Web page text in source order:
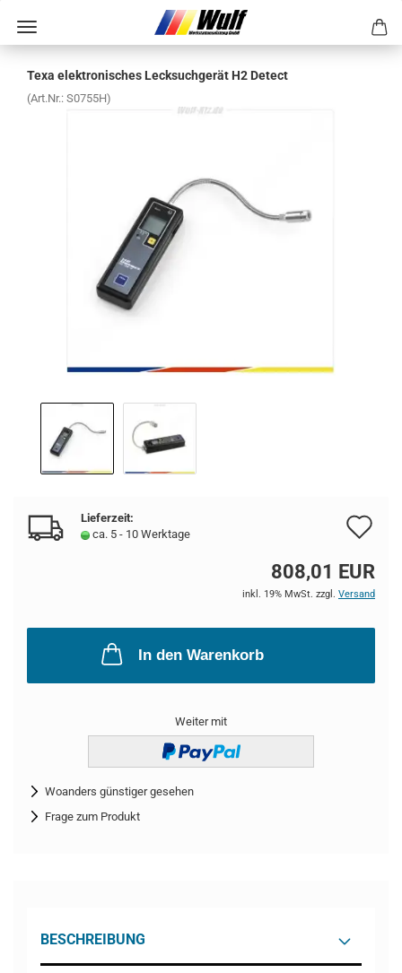
Texa elek­tro­ni­sches Leck­such­ge­rät H2 De­tect
(Art.Nr.: S0755H)
Lieferzeit:
ca. 5 - 10 Werktage
808,01 EUR
inkl. 19% MwSt. zzgl. Versand
In den Warenkorb
Weiter mit
Woanders günstiger gesehen
Frage zum Produkt
BESCHREIBUNG